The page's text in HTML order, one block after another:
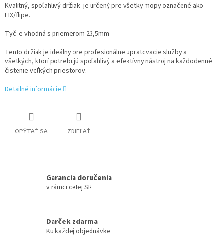
Kvalitný, spoľahlivý držiak je určený pre všetky mopy označené ako
FIX/flipe.
Tyč je vhodná s priemerom 23,5mm
Tento držiak je ideálny pre profesionálne upratovacie služby a
všetkých, ktorí potrebujú spoľahlivý a efektívny nástroj na každodenné
čistenie veľkých priestorov.
Detailné informácie
OPÝTAŤ SA ZDIEĽAŤ
Garancia doručenia
v rámci celej SR
Darček zdarma
Ku každej objednávke